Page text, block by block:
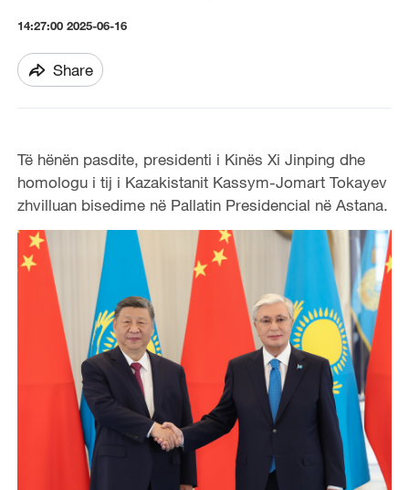
14:27:00 2025-06-16
Share
Të hënën pasdite, presidenti i Kinës Xi Jinping dhe
homologu i tij i Kazakistanit Kassym-Jomart Tokayev
zhvilluan bisedime në Pallatin Presidencial në Astana.